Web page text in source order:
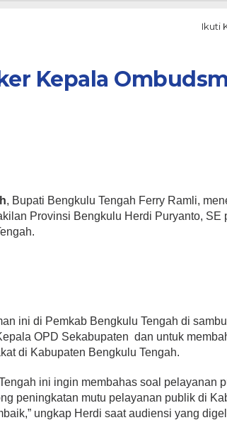
Ikuti
Kepala
, Bupati Bengkulu Tengah Ferry Ramli,
Provinsi Bengkulu Herdi Puryanto, SE
ini di Pemkab Bengkulu Tengah di
OPD Sekabupaten dan untuk
di Kabupaten Bengkulu Tengah.
ini ingin membahas soal pelayanan
peningkatan mutu pelayanan publik di
ungkap Herdi saat audiensi yang